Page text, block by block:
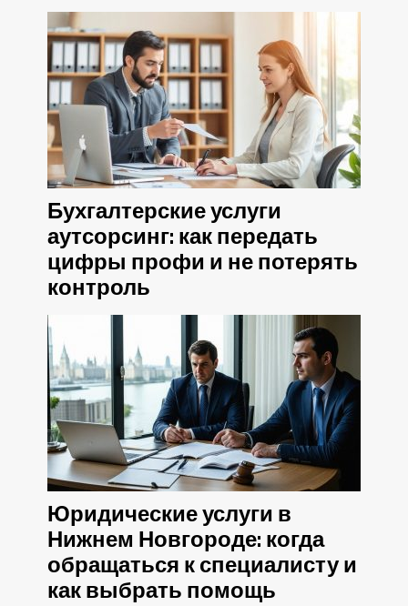
Бухгалтерские услуги
аутсорсинг: как передать
цифры профи и не потерять
контроль
Юридические услуги в
Нижнем Новгороде: когда
обращаться к специалисту и
как выбрать помощь